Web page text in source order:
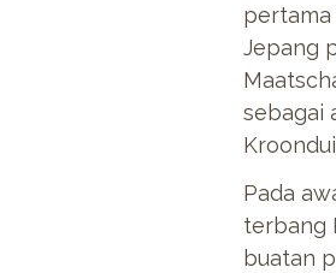
pertama
Jepang
sebagai
Pada
terbang
buatan